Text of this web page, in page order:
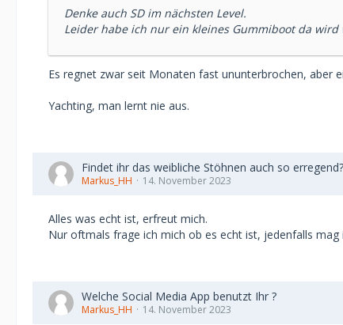
Denke auch SD im nächsten Level.
Leider habe ich nur ein kleines Gummiboot da
Es regnet zwar seit Monaten fast ununterbrochen, aber
Yachting, man lernt nie aus.
Findet ihr das weibliche Stöhnen auch so erregend?
Markus_HH 14. November 2023
Alles was echt ist, erfreut mich.
Nur oftmals frage ich mich ob es echt ist, jedenfalls mag
Welche Social Media App benutzt Ihr ?
Markus_HH 14. November 2023